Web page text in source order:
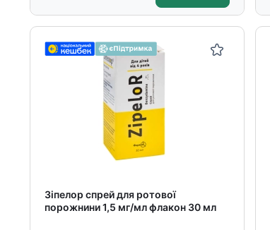
Зіпелор спрей для ротової
порожнини 1,5 мг/мл флакон 30 мл